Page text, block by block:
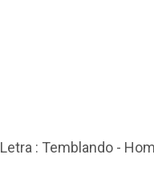
Letra : Temblando -